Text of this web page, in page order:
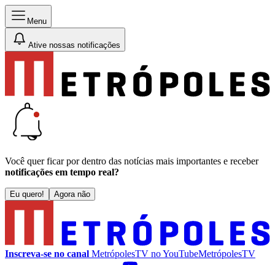
Menu
Ative nossas notificações
Você quer ficar por dentro das notícias mais importantes e receber
notificações em tempo real?
Eu quero! Agora não
Inscreva-se no canal MetrópolesTV noYouTubeMetrópolesTV